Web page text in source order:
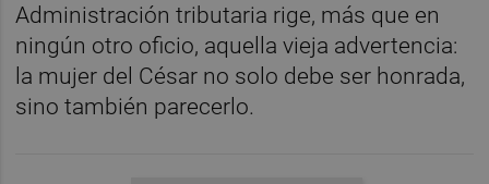
Administración tributaria rige, más que en
ningún otro oficio, aquella vieja advertencia:
la mujer del César no solo debe ser honrada,
sino también parecerlo.